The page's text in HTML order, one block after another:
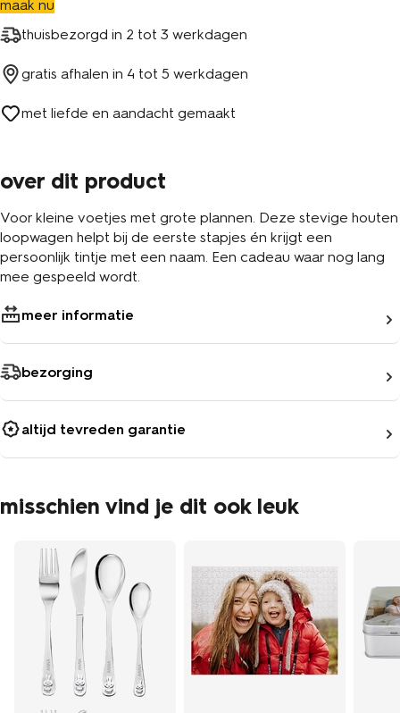
maak nu
thuisbezorgd in 2 tot 3 werkdagen
gratis afhalen in 4 tot 5 werkdagen
met liefde en aandacht gemaakt
over dit product
Voor kleine voetjes met grote plannen. Deze stevige houten
loopwagen helpt bij de eerste stapjes én krijgt een
persoonlijk tintje met een naam. Een cadeau waar nog lang
mee gespeeld wordt.
meer informatie
bezorging
altijd tevreden garantie
misschien vind je dit ook leuk